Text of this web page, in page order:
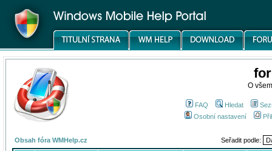
O
FAQ Hledat
Osobní nastavení
Obsah fóra WMHelp.cz Seřadit podle: